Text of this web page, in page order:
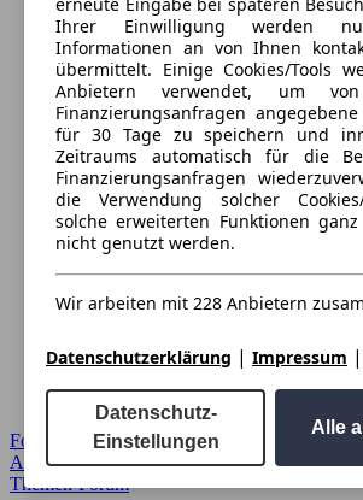
Forum Startseite
Alle Auto-Foren
Themen-Forum
Ihrer Einwilligung werden
Informationen an von Ihnen
übermittelt. Einige Cookies/Tools
Anbietern verwendet, um
Finanzierungsanfragen
für 30 Tage zu speichern und
Zeitraums automatisch für die
Finanzierungsanfragen
die Verwendung solcher
solche erweiterten Funktionen
nicht genutzt werden.
Wir arbeiten mit 228 Anbietern
Datenschutzerklärung | Impressum |
Datenschutz-
Einstellungen
Alle